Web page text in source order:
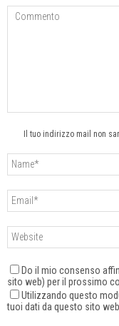
Il tuo indirizzo mail non
Do il mio consenso
sito web) per il prossimo
Utilizzando questo
tuoi dati da questo sito